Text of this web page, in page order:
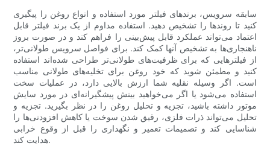
سابقه سرویس، برندهای فیلتر مورد استفاده و انواع روغن را پیگیری
کنید تا روندها را تشخیص دهید. استفاده مداوم از یک برند فیلتر قابل
اعتماد می‌تواند عملکرد قابل پیش‌بینی را فراهم کند و در صورت بروز
ناهنجاری‌ها به تشخیص آنها کمک کند. برای فواصل سرویس طولانی‌تر،
از فیلترهایی که برای ظرفیت‌های طولانی‌تر طراحی شده‌اند استفاده
کنید و مطمئن شوید که خود روغن برای تخلیه‌های طولانی مناسب
است. اگر وسیله نقلیه شما ارزش بالایی دارد، در عملیات سخت
استفاده می‌شود یا اگر می‌خواهید بینش پیشگیرانه‌ای در مورد سایش
موتور داشته باشید، تجزیه و تحلیل روغن را در نظر بگیرید. تجزیه و
تحلیل می‌تواند ذرات فلزی، رقیق شدن سوخت یا کاهش افزودنی‌ها را
شناسایی کند و تصمیمات تعمیر و نگهداری را قبل از وقوع خرابی
هدایت کند.